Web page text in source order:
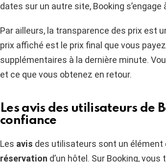
dates sur un autre site, Booking
Par ailleurs, la transparence des prix est
prix affiché est le prix final que vous
supplémentaires à la dernière minute.
et ce que vous obtenez en retour.
Les avis des utilisateurs de
confiance
Les avis des utilisateurs sont un élément
réservation d’un hôtel. Sur Booking,